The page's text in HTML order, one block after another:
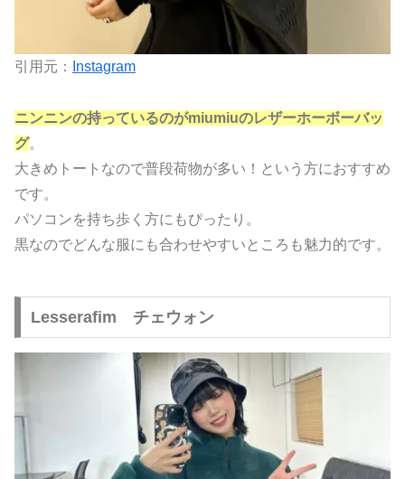
引用元： Instagram
ニンニンの持っているのがmiumiuのレザーホーボーバッ
グ。
大きめトートなので普段荷物が多い！という方におすすめ
です。
パソコンを持ち歩く方にもぴったり。
黒なのでどんな服にも合わせやすいところも魅力的です。
Lesserafim チェウォン